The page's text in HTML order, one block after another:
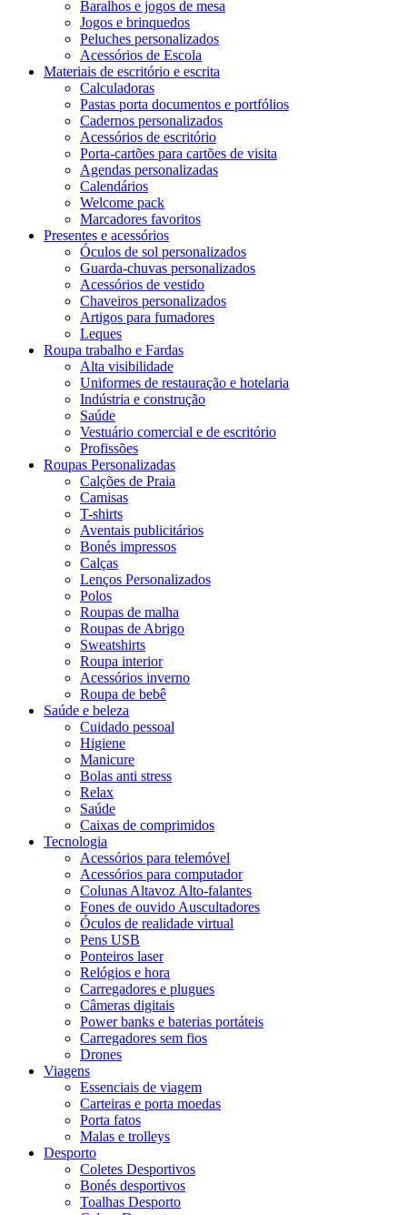
Baralhos e jogos de mesa
Jogos e brinquedos
Peluches personalizados
Acessórios de Escola
Materiais de escritório e escrita
Calculadoras
Pastas porta documentos e portfólios
Cadernos personalizados
Acessórios de escritório
Porta-cartões para cartões de visita
Agendas personalizadas
Calendários
Welcome pack
Marcadores favoritos
Presentes e acessórios
Óculos de sol personalizados
Guarda-chuvas personalizados
Acessórios de vestido
Chaveiros personalizados
Artigos para fumadores
Leques
Roupa trabalho e Fardas
Alta visibilidade
Uniformes de restauração e hotelaria
Indústria e construção
Saúde
Vestuário comercial e de escritório
Profissões
Roupas Personalizadas
Calções de Praia
Camisas
T-shirts
Aventais publicitários
Bonés impressos
Calças
Lenços Personalizados
Polos
Roupas de malha
Roupas de Abrigo
Sweatshirts
Roupa interior
Acessórios inverno
Roupa de bebê
Saúde e beleza
Cuidado pessoal
Higiene
Manicure
Bolas anti stress
Relax
Saúde
Caixas de comprimidos
Tecnologia
Acessórios para telemóvel
Acessórios para computador
Colunas Altavoz Alto-falantes
Fones de ouvido Auscultadores
Óculos de realidade virtual
Pens USB
Ponteiros laser
Relógios e hora
Carregadores e plugues
Câmeras digitais
Power banks e baterias portáteis
Carregadores sem fios
Drones
Viagens
Essenciais de viagem
Carteiras e porta moedas
Porta fatos
Malas e trolleys
Desporto
Coletes Desportivos
Bonés desportivos
Toalhas Desporto